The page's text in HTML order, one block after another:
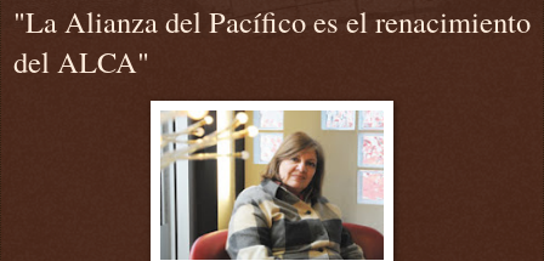
"La Alianza del Pacífico es el renacimiento
del ALCA"